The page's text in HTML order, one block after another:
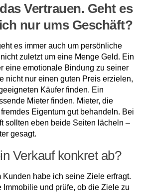
Vertrauen. Geht es
nur ums Geschäft?
es immer auch um persönliche
zu­letzt um eine Menge Geld. Ein
eine emotionale Bindung zu seiner
nicht nur einen guten Preis erzielen,
Käufer finden. Ein
Mieter finden. Mieter, die
Eigentum gut behan­deln. Bei
sollten eben beide Seiten lä­cheln –
gesagt.
Verkauf kon­kret ab?
Kunden habe ich seine Ziele erfragt.
Immobilie und prüfe, ob die Ziele zu